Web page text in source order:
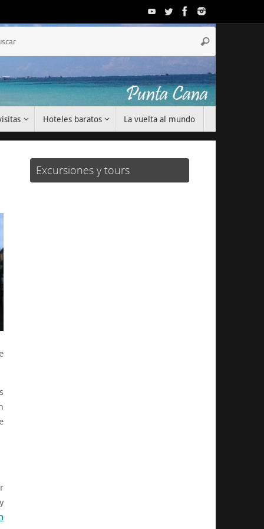
Buscar
Hoteles baratos La vuelta al mundo
Excursiones y tours